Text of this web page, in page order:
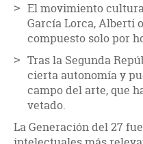
El movimiento
García Lorca, Alberti
compuesto solo por
Tras la Segunda
cierta autonomía y
campo del arte, que
vetado.
La Generación del 27